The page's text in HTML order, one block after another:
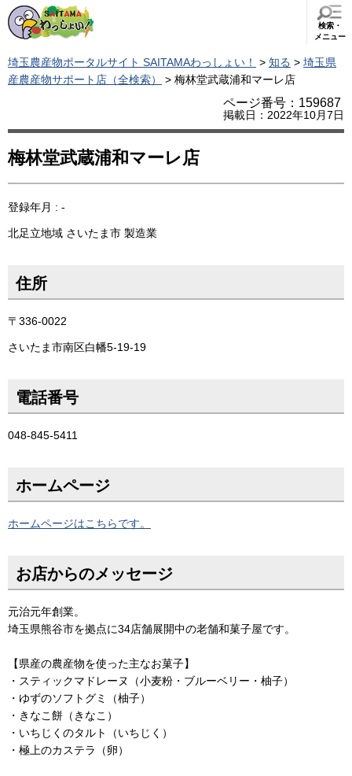
検索・
メニュー
埼玉農産物ポータルサイト SAITAMAわっしょい！ > 知る > 埼玉県
産農産物サポート店（全検索）
> 梅林堂武蔵浦和マーレ店
ページ番号：159687
掲載日：2022年10月7日
梅林堂武蔵浦和マーレ店
登録年月 : -
北足立地域 さいたま市 製造業
住所
〒336-0022
さいたま市南区白幡5-19-19
電話番号
048-845-5411
ホームページ
ホームページはこちらです。
お店からのメッセージ
元治元年創業。
埼玉県熊谷市を拠点に34店舗展開中の老舗和菓子屋です。
【県産の農産物を使った主なお菓子】
・スティックマドレーヌ（小麦粉・ブルーベリー・柚子）
・ゆずのソフトグミ（柚子）
・きなこ餅（きなこ）
・いちじくのタルト（いちじく）
・極上のカステラ（卵）